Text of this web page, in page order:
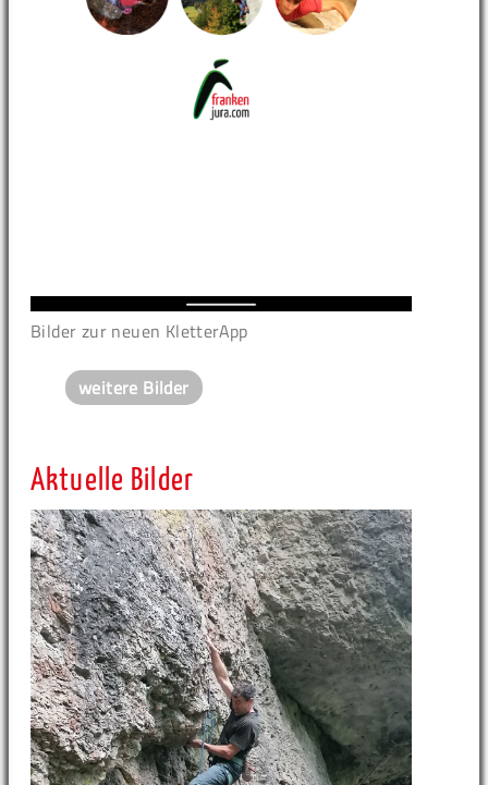
Bilder zur neuen KletterApp
weitere Bilder
Aktuelle Bilder